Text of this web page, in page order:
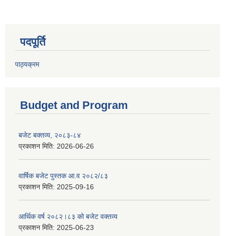
पदपूर्ति
पाठ्यक्रम
Budget and Program
बजेट बक्तव्य, २०८३-८४
प्रकाशन मिति: 2026-06-26
वार्षिक बजेट पुस्तक आ.व २०८२/८३
प्रकाशन मिति: 2025-09-16
आर्थिक वर्ष २०८२।८३ को बजेट वक्तव्य
प्रकाशन मिति: 2025-06-23